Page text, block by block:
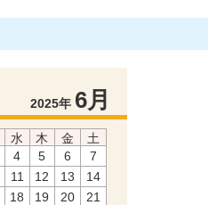
2025年 6月
水 木 金
土
4 5 6
7
11 12 13
14
18 19 20
21